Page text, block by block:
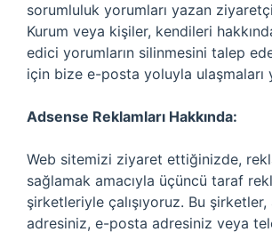
sorumluluk yorumları yazan
Kurum veya kişiler, kendileri
edici yorumların silinmesini talep
için bize e-posta yoluyla ulaşmaları
Adsense Reklamları Hakkında:
Web sitemizi ziyaret ettiğinizde,
sağlamak amacıyla üçüncü taraf
şirketleriyle çalışıyoruz. Bu şirketler,
adresiniz, e-posta adresiniz veya